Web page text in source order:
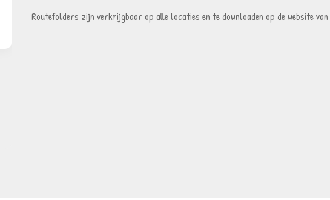
Routefolders zijn verkrijgbaar op alle locaties en te downloaden op de website